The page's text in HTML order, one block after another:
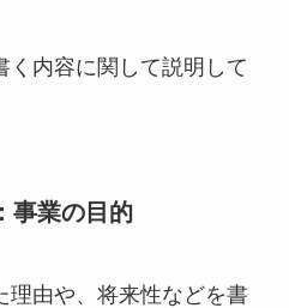
く内容に関して説明して
事業の目的
理由や、将来性などを書